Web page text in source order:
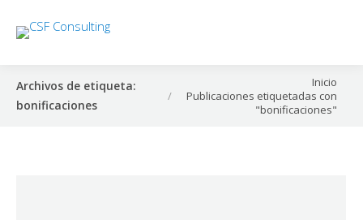
Archivos de etiqueta:
bonificaciones
Inicio
Publicaciones etiquetadas con
"bonificaciones"